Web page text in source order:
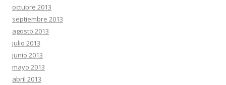
octubre 2013
septiembre 2013
agosto 2013
julio 2013
junio 2013
mayo 2013
abril 2013